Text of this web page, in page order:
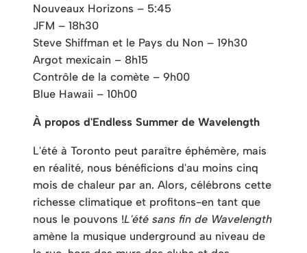
Nouveaux Horizons – 5:45
JFM – 18h30
Steve Shiffman et le Pays du Non – 19h30
Argot mexicain – 8h15
Contrôle de la comète – 9h00
Blue Hawaii – 10h00
À propos d'Endless Summer de Wavelength
L'été à Toronto peut paraître éphémère, mais
en réalité, nous bénéficions d'au moins cinq
mois de chaleur par an. Alors, célébrons cette
richesse climatique et profitons-en tant que
nous le pouvons !L'été sans fin de Wavelength
amène la musique underground au niveau de